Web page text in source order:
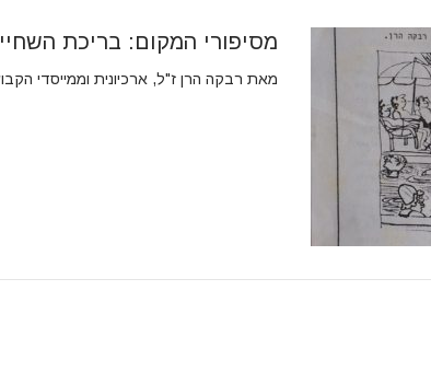
מסיפורי המקום: בריכת
מאת רבקה הרן ז"ל, ארכיונית וממייסדי הקבוץ,